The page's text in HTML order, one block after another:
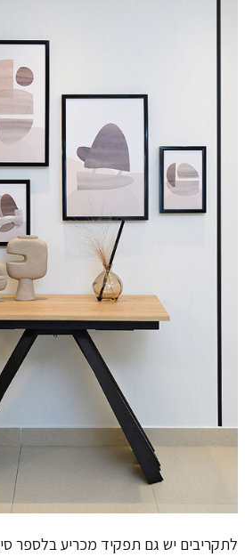
לתקריבים יש גם תפקיד מכריע בלספר